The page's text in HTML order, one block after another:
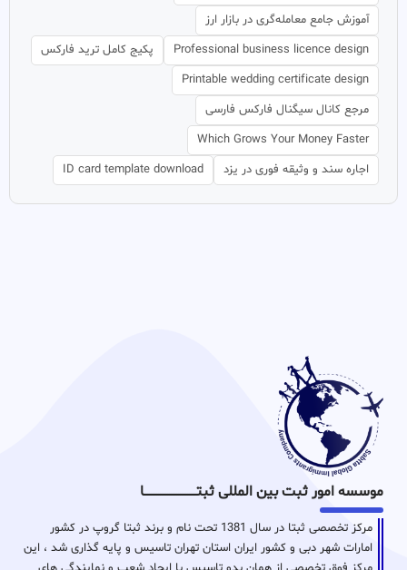
آموزش جامع معامله‌گری در بازار ارز
Professional business licence design
پکیج کامل ترید فارکس
Printable wedding certificate design
مرجع کانال سیگنال فارکس فارسی
Which Grows Your Money Faster
اجاره سند و وثیقه فوری در یزد
ID card template download
موسسه امور ثبت بین المللی ثبتـــــــــــــــــــــــــــــا
مرکز تخصصی ثبتا در سال 1381 تحت نام و برند ثبتا گروپ در کشور
امارات شهر دبی و کشور ایران استان تهران تاسیس و پایه گذاری شد ، این